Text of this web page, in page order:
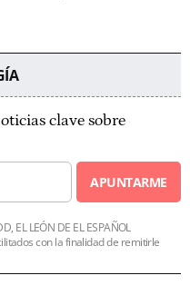
clave sobre
APUNTARME
EL LEÓN DE EL ESPAÑOL
con la finalidad de remitirle